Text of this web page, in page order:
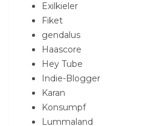
Exilkieler
Fiket
gendalus
Haascore
Hey Tube
Indie-Blogger
Karan
Konsumpf
Lummaland